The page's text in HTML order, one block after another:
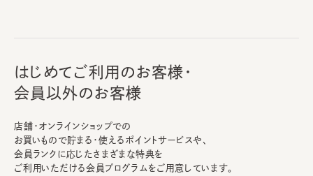
はじめてご利用のお客様・
会員以外のお客様
店舗・オンラインショップでの
お買いもので貯まる・使えるポイントサービスや、
会員ランクに応じたさまざまな特典を
ご利用いただける会員プログラムをご用意しています。